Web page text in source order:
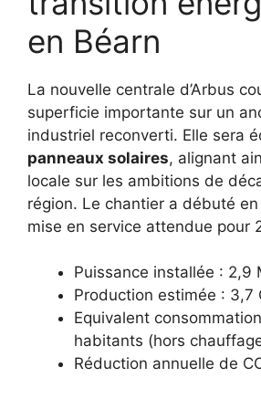
en Béarn
La nouvelle centrale d’Arbus
superficie importante sur un
industriel reconverti. Elle sera
panneaux solaires, alignant
locale sur les ambitions de
région. Le chantier a débuté
mise en service attendue pour
Puissance installée : 2,9
Production estimée : 3,7
Equivalent
habitants (hors
Réduction annuelle de